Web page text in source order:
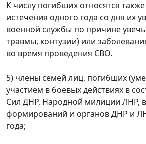
К числу погибших относятся
истечения одного года со дня их
военной службы по причине
травмы, контузии) или
во время проведения СВО.
5) члены семей лиц, погибших
участием в боевых действиях в
Сил ДНР, Народной милиции ЛНР,
формирований и органов ДНР и
года;